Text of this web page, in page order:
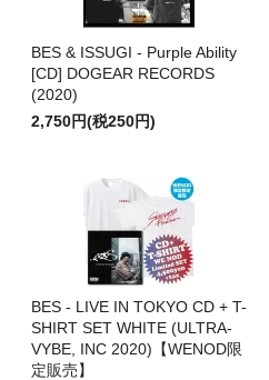
BES & ISSUGI - Purple Ability
[CD] DOGEAR RECORDS
(2020)
2,750円(税250円)
BES - LIVE IN TOKYO CD + T-
SHIRT SET WHITE (ULTRA-
VYBE, INC 2020)【WENOD限
定販売】